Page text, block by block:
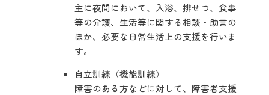
主に夜間において、入浴、排せつ、食事
等の介護、生活等に関する相談・助言の
ほか、必要な日常生活上の支援を行いま
す。
自立訓練（機能訓練）
障害のある方などに対して、障害者支援